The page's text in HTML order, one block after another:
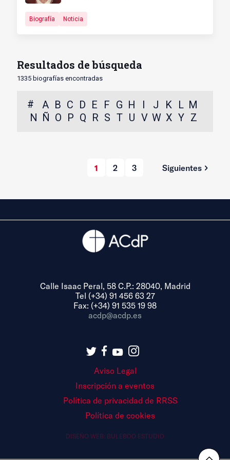
Biografía Noticia
Resultados de búsqueda
1335 biografías encontradas
# A B C D E F G H I J K L M
N Ñ O P Q R S T U V W X Y Z
1 2 3 Siguientes
Calle Isaac Peral, 58 C.P.: 28040, Madrid
Tel (+34) 91 456 63 27
Fax: (+34) 91 535 19 98
acdp@acdp.es
Aviso Legal
Inscripción a eventos
Política de privacidad de RRSS
Política de cookies
DISEÑO WEB: BULEBOO ESTUDIO